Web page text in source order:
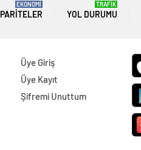
PARITELER
EKONOMİ
YOL DURUMU
TRAFİK
Üye Giriş
Üye Kayıt
Şifremi Unuttum